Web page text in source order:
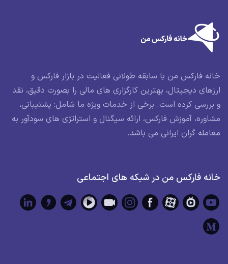
خانه فارکس من با سابقه طولانی فعالیت در بازار فارکس و
ارزهای دیجیتال، بهترین کارگزاری های مالی را بصورت دقیق، نقد
و بررسی کرده است. برخی از خدمات ویژه ما شامل: پشتیبانی،
مشاوره، آموزش فارکس، ارائه سیگنال و استراتژی های سودآور به
معامله گران ایرانی می باشد.
خانه فارکس من در شبکه های اجتماعی